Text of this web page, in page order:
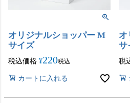
オリジナルショッパー M
サイズ
税込価格 ¥220税込
カートに入れる
オ
サ
税